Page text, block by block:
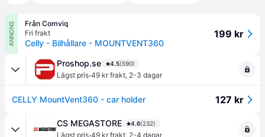
ANNONS
Från Comviq
Fri frakt
Celly - Bilhållare - MOUNTVENT360
199 kr
Proshop.se 4.5(590)
Lägst pris·49 kr frakt, 2-3 dagar
CELLY MountVent360 - car holder 127 kr
CS MEGASTORE 4.6(232)
Lägst pris 49 kr frakt, 2-4 dagar